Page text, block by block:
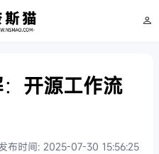
开源工作流
布时间: 2025-07-30 15:56:25